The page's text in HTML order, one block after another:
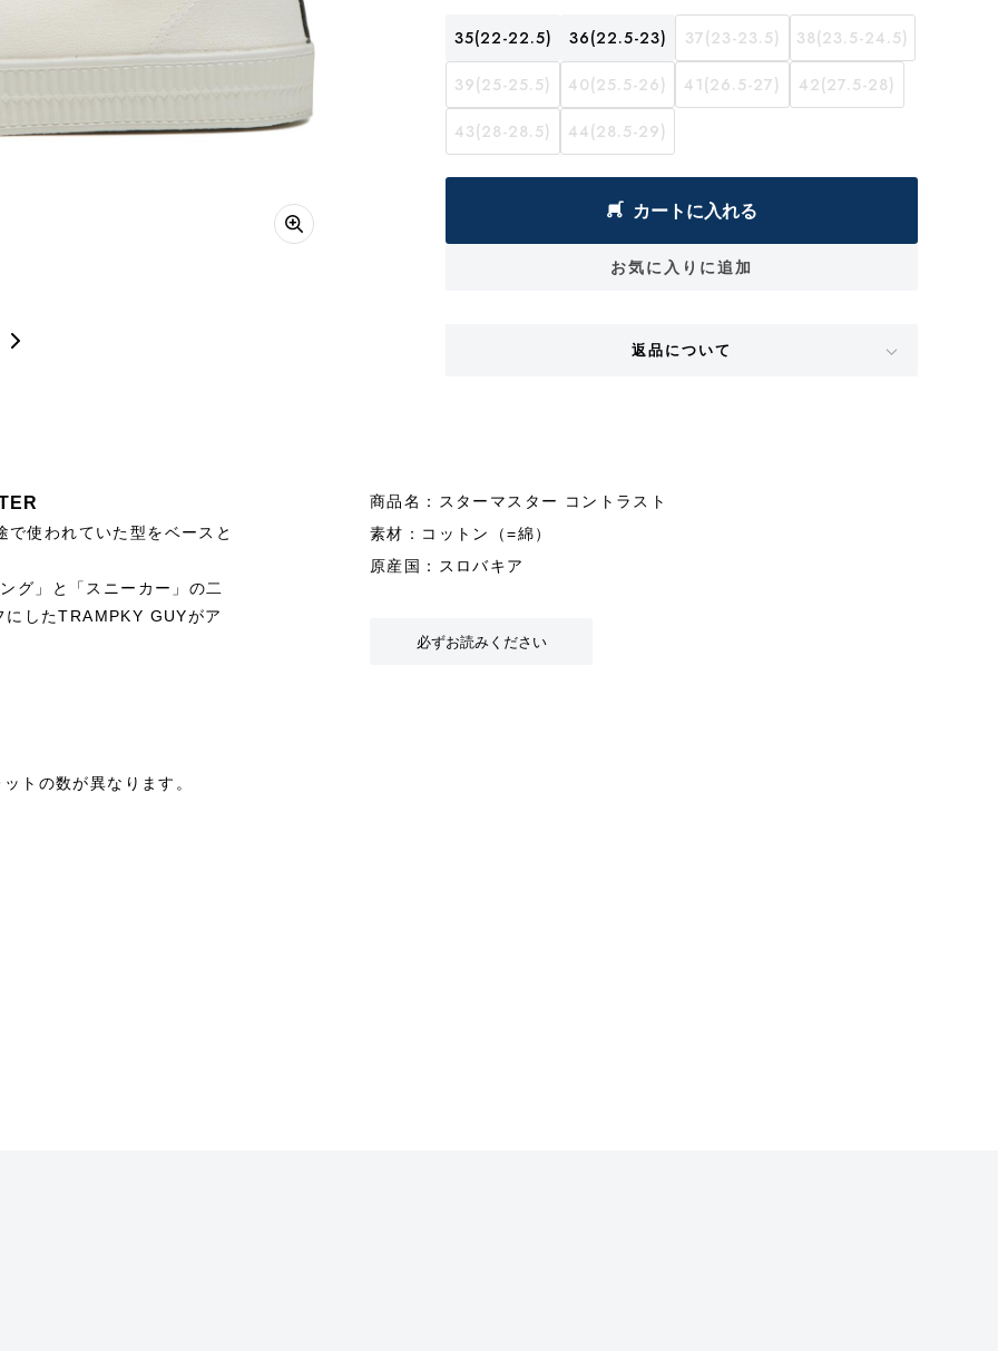
35(22-22.5) 36(22.5-23) 37(23-23.5) 38(23.5-24.5)
39(25-25.5) 40(25.5-26) 41(26.5-27) 42(27.5-28)
43(28-28.5) 44(28.5-29)
カートに入れる
お気に入りに追加
返品について
使われていた型をベースと
グ」と「スニーカー」の二
したTRAMPKY GUYがア
トの数が異なります。
商品名：スターマスター コントラスト
素材：コットン（=綿）
原産国：スロバキア
必ずお読みください